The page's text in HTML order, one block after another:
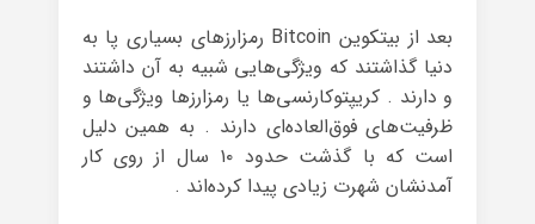
بعد از بیتکوین Bitcoin رمزارزهای بسیاری پا به
دنیا گذاشتند که ویژگی‌هایی شبیه به آن داشتند
و دارند . کریپتوکارنسی‌ها یا رمزارزها ویژگی‌ها و
ظرفیت‌های فوق‌العاده‌ای دارند . به همین دلیل
است که با گذشت حدود ۱۰ سال از روی کار
آمدنشان شهرت زیادی پیدا کرده‌اند .